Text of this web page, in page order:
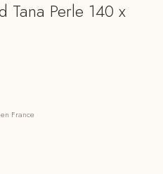
Tana Perle 140 x
France